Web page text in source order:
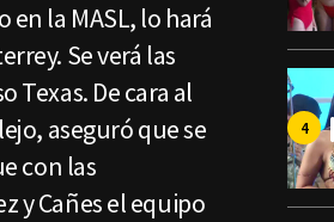
la MASL, lo hará
Se verá las
Texas. De cara al
aseguró que se
con las
y Cañes el equipo